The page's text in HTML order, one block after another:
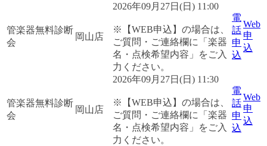
管楽器無料診断
会
岡山店
2026年09月27日(日) 11:00
※【WEB申込】の場合は、
ご質問・ご連絡欄に「楽器
名・点検希望内容」をご入
力ください。
電
話
申
込
Web
申
込
管楽器無料診断
会
岡山店
2026年09月27日(日) 11:30
※【WEB申込】の場合は、
ご質問・ご連絡欄に「楽器
名・点検希望内容」をご入
力ください。
電
話
申
込
Web
申
込